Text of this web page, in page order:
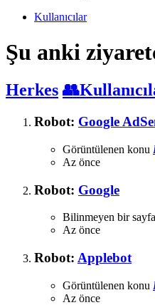
Kullanıcılar
Şu anki
Herkes
Robot: Google
Görüntülenen konu
Az önce
Robot: Google
Bilinmeyen bir
Az önce
Robot: Applebot
Görüntülenen konu
Az önce